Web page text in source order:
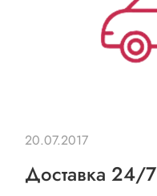
Доставка 24/7
20.07.2017